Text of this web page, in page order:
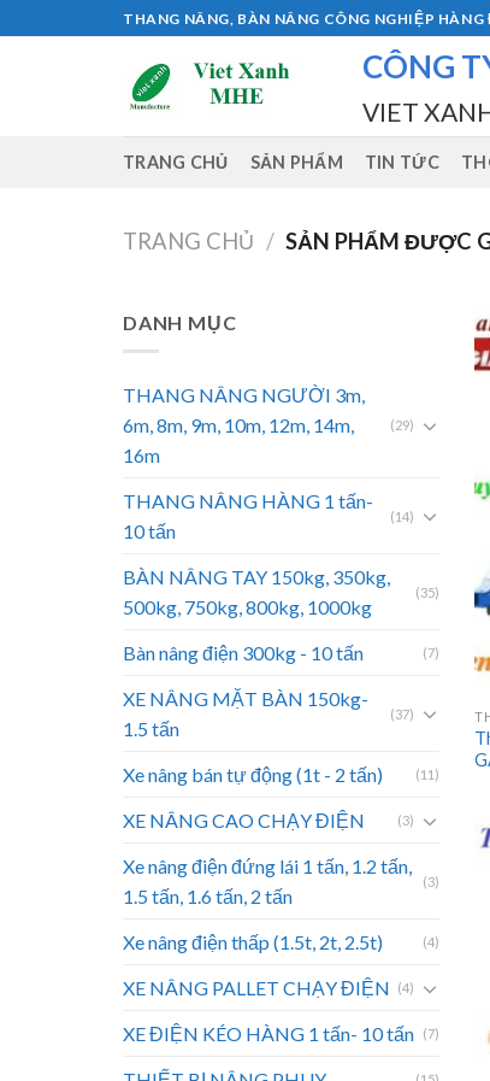
to
THANG NÂNG, BÀN NÂNG CÔNG NGHIỆP HÀNG
CÔNG
VIET
TRANG CHỦ SẢN PHẨM TIN TỨC
TRANG CHỦ / SẢN PHẨM ĐƯỢC
DANH MỤC
THANG NÂNG NGƯỜI 3m,
6m, 8m, 9m, 10m, 12m, 14m,
16m
(29)
THANG NÂNG HÀNG 1 tấn-
10 tấn
(14)
BÀN NÂNG TAY 150kg, 350kg,
500kg, 750kg, 800kg, 1000kg
(35)
Bàn nâng điện 300kg - 10 tấn (7)
XE NÂNG MẶT BÀN 150kg-
1.5 tấn
(37)
Xe nâng bán tự động (1t - 2 tấn) (11)
XE NÂNG CAO CHẠY ĐIỆN (3)
Xe nâng điện đứng lái 1 tấn, 1.2 tấn,
1.5 tấn, 1.6 tấn, 2 tấn
(3)
Xe nâng điện thấp (1.5t, 2t, 2.5t) (4)
XE NÂNG PALLET CHẠY ĐIỆN (4)
XE ĐIỆN KÉO HÀNG 1 tấn- 10 tấn (7)